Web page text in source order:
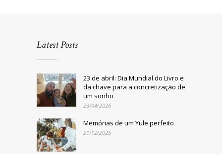
Latest Posts
23 de abril: Dia Mundial do Livro e
da chave para a concretização de
um sonho
23/04/2026
Memórias de um Yule perfeito
21/12/2025